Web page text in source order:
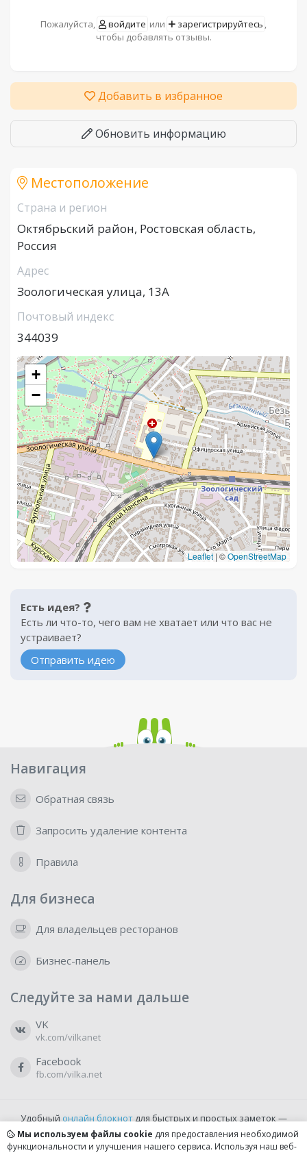
Пожалуйста, войдите или зарегистрируйтесь ,
чтобы добавлять отзывы.
Добавить в избранное
Обновить информацию
Местоположение
Страна и регион
Октябрьский район, Ростовская область,
Россия
Адрес
Зоологическая улица, 13А
Почтовый индекс
344039
+
−
Leaflet | ©OpenStreetMap
Есть идея?
Есть ли что-то, чего вам не хватает или что вас не
устраивает?
Отправить идею
Навигация
Обратная связь
Запросить удаление контента
Правила
Для бизнеса
Для владельцев ресторанов
Бизнес-панель
Следуйте за нами дальше
VK
vk.com/vilkanet
Facebook
fb.com/vilka.net
Удобный онлайн блокнотдля быстрых и простых заметок —
бесплатно и доступно прямо из браузера.
Мы используем файлы cookie для предоставления необходимой
функциональности и улучшения нашего сервиса. Используя наш веб-